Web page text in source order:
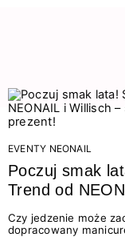
EVENTY NEONAIL
Poczuj smak
Trend od
nowych lodów
Czy jedzenie może
dopracowany